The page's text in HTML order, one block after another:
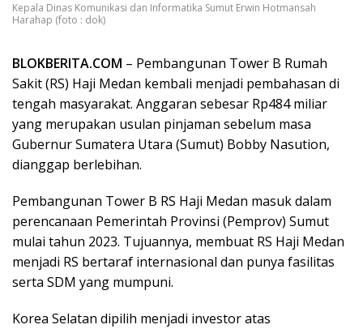
Kepala Dinas Komunikasi dan Informatika Sumut Erwin Hotmansah
Harahap (foto : dok)
BLOKBERITA.COM – Pembangunan Tower B Rumah
Sakit (RS) Haji Medan kembali menjadi pembahasan di
tengah masyarakat. Anggaran sebesar Rp484 miliar
yang merupakan usulan pinjaman sebelum masa
Gubernur Sumatera Utara (Sumut) Bobby Nasution,
dianggap berlebihan.
Pembangunan Tower B RS Haji Medan masuk dalam
perencanaan Pemerintah Provinsi (Pemprov) Sumut
mulai tahun 2023. Tujuannya, membuat RS Haji Medan
menjadi RS bertaraf internasional dan punya fasilitas
serta SDM yang mumpuni.
Korea Selatan dipilih menjadi investor atas